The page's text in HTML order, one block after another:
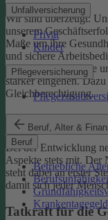
Unfallversicherung
Privat
Kinder
Pflegeversicherung
Beruf, Alter &
Beruf
Betriebliche
Krankentagegeld
Wir sind überzeugt:
unserem
Maße um ihre
und sichere
individuellen Talente
stärker eingehen.
Gleichberechtigung.
Begeisterte
Bei der Entwicklung
Aspekte stets mit. Der
steht dabei an erster
damit sich jeder
Tatkraft für die